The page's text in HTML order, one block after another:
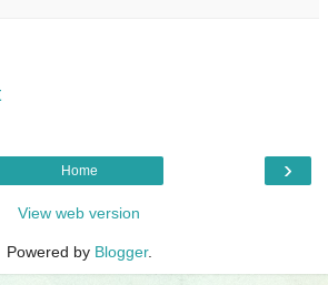
›
Home
View web version
Powered by Blogger.